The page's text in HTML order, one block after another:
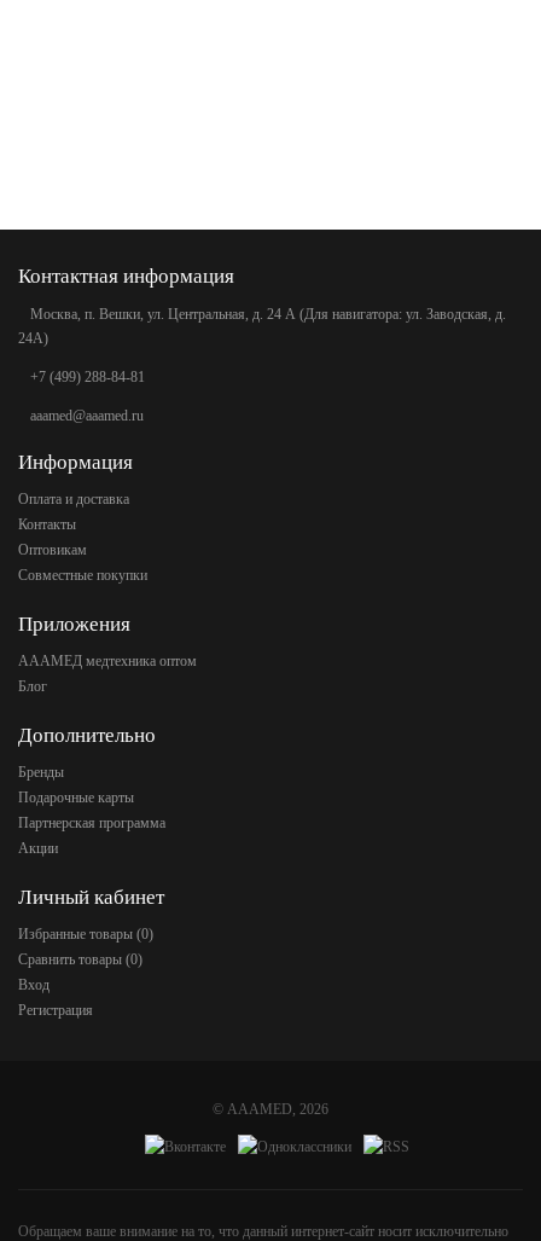
Контактная информация
Москва, п. Вешки, ул. Центральная, д. 24 А (Для навигатора: ул. Заводская, д.
24А)
+7 (499) 288-84-81
aaamed@aaamed.ru
Информация
Оплата и доставка
Контакты
Оптовикам
Совместные покупки
Приложения
АААМЕД медтехника оптом
Блог
Дополнительно
Бренды
Подарочные карты
Партнерская программа
Акции
Личный кабинет
Избранные товары (0)
Сравнить товары (0)
Вход
Регистрация
© AAAMED, 2026
Обращаем ваше внимание на то, что данный интернет-сайт носит исключительно